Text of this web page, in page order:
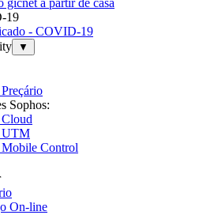
gicnet a partir de casa
19
- COVID-19
▼
Sophos:
Cloud
UTM
Mobile Control
On-line